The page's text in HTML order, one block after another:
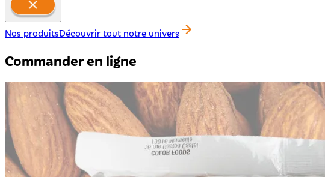
Nos produitsDécouvrir tout notre univers
Commander en ligne